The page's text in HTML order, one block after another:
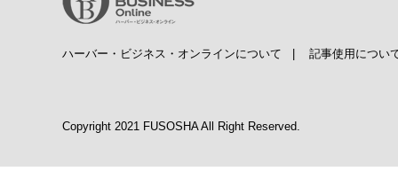
ハーバー・ビジネス・オンラインについて | 記事使用につい
Copyright 2021 FUSOSHA All Right Reserved.